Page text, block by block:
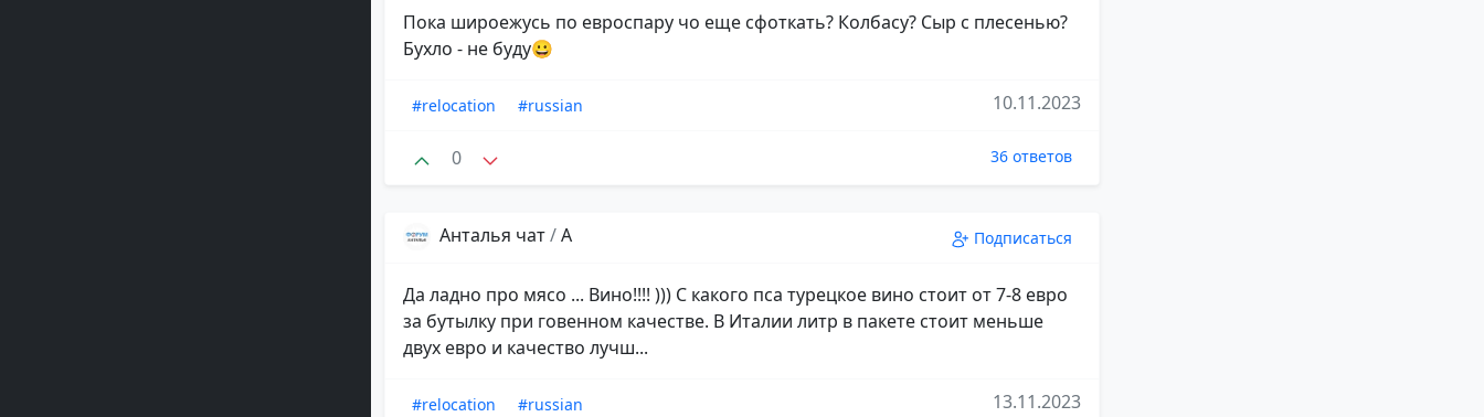
Пока широежусь по евроспару чо еще сфоткать? Колбасу? Сыр с плесенью?
Бухло - не буду😀
#relocation #russian 10.11.2023
0 36 ответов
Анталья чат/A Подписаться
Да ладно про мясо ... Вино!!!! ))) С какого пса турецкое вино стоит от 7-8 евро
за бутылку при говенном качестве. В Италии литр в пакете стоит меньше
двух евро и качество лучш...
#relocation #russian 13.11.2023